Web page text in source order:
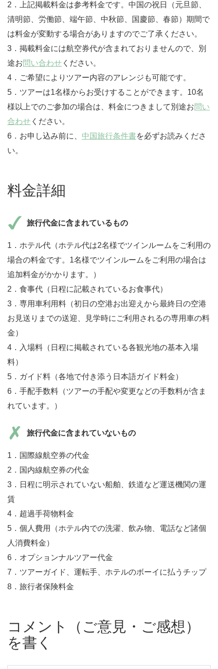
2．上記掲載料金は参考料金です。中国の祝日（元旦節、
清明節、労働節、端午節、中秋節、国慶節、春節）期間で
は料金が変動する場合がありますのでご了承ください。
3．掲載料金には航空券代が含まれておりませんので、別
途お問い合わせ ください。
4．ご希望によりツアー内容のアレンジも可能です。
5．ツアーは1名様からお受けすることができます。10名
様以上でのご参加の場合は、料金につきまして別途お問い
合わせ ください。
6．お申し込み前に、 中国旅行条件書を必ずお読みくださ
い。
料金詳細
旅行代金に含まれているもの
1．ホテル代（ホテル代は2名様でツインルームをご利用の
場合の料金です。1名様でツインルームをご利用の場合は
追加料金がかかります。）
2．食事代（日程に記載されているお食事代）
3．専用車利用料（初日の空港お出迎えから最終日の空港
お見送りまでの送迎、見学時にご利用されるの専用車の料
金）
4．入場料（日程に掲載されている各観光地の基本入場
料）
5．ガイド料（各地で付き添う日本語ガイド料金）
6．手配手数料（ツアーの手配や変更などの手数料が含ま
れています。）
旅行代金に含まれていないもの
1．国際線航空券の代金
2．国内線航空券の代金
3．日程に明示されていない船舶、鉄道など運送機関の運
賃
4．超過手荷物料金
5．個人費用（ホテル内での洗濯、飲み物、電話など諸個
人消費料金）
6．オプションナルツアー代金
7．ツアーガイド、運転手、ホテルのボーイに払うチップ
8．旅行者保険料金
コメント（ご意見・ご感想）
を書く